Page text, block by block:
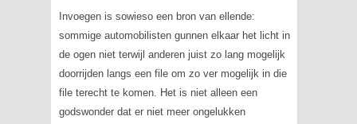
Invoegen is sowieso een bron van ellende:
sommige automobilisten gunnen elkaar het licht in
de ogen niet terwijl anderen juist zo lang mogelijk
doorrijden langs een file om zo ver mogelijk in die
file terecht te komen. Het is niet alleen een
godswonder dat er niet meer ongelukken